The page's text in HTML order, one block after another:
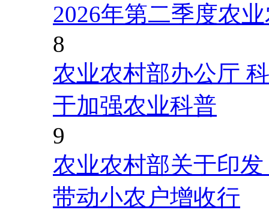
2026年第二季度农
8
农业农村部办公厅
于加强农业科普
9
农业农村部关于印
带动小农户增收行